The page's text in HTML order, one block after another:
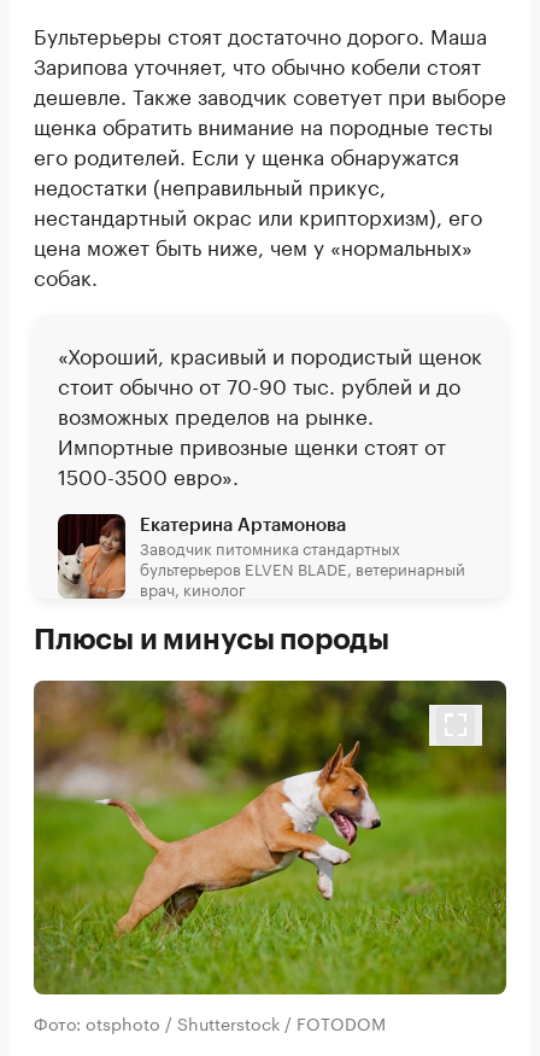
Бультерьеры стоят достаточно дорого. Маша
Зарипова уточняет, что обычно кобели стоят
дешевле. Также заводчик советует при выборе
щенка обратить внимание на породные тесты
его родителей. Если у щенка обнаружатся
недостатки (неправильный прикус,
нестандартный окрас или крипторхизм), его
цена может быть ниже, чем у «нормальных»
собак.
«Хороший, красивый и породистый щенок
стоит обычно от 70-90 тыс. рублей и до
возможных пределов на рынке.
Импортные привозные щенки стоят от
1500-3500 евро».
Екатерина Артамонова
Заводчик питомника стандартных
бультерьеров ELVEN BLADE, ветеринарный
врач, кинолог
Плюсы и минусы породы
Фото: otsphoto / Shutterstock / FOTODOM